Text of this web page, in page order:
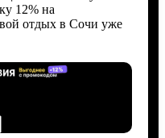
12% на
отдых в Сочи уже